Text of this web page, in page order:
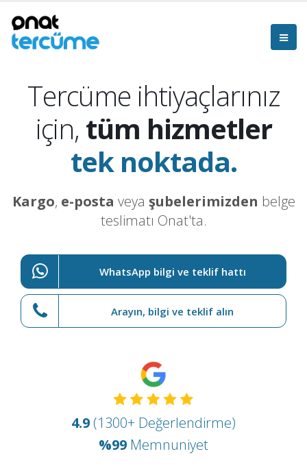
Tercüme ihtiyaçlarınız
için, tüm hizmetler
tek noktada.
Kargo, e-posta veya şubelerimizden belge
teslimatı Onat'ta.
WhatsApp bilgi ve teklif hattı
Arayın, bilgi ve teklif alın
4.9 (1300+ Değerlendirme)
%99 Memnuniyet